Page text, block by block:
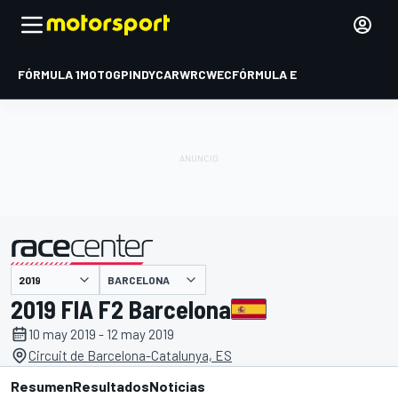
FÓRMULA 1MOTOGPINDYCARWRCWECFÓRMULA E
presentado por BARCELONA
2019 FIA F2 Barcelona
10 may 2019 - 12 may 2019
Circuit de Barcelona-Catalunya, ES
ResumenResultadosNoticias